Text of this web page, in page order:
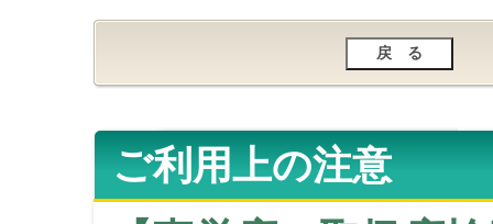
ご利用上の注意